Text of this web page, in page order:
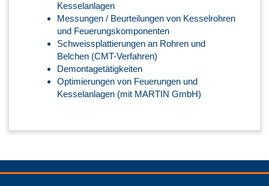
Kesselanlagen
Messungen / Beurteilungen von Kesselrohren
und Feuerungskomponenten
Schweissplattierungen an Rohren und
Belchen (CMT-Verfahren)
Demontagetätigkeiten
Optimierungen von Feuerungen und
Kesselanlagen (mit MARTIN GmbH)